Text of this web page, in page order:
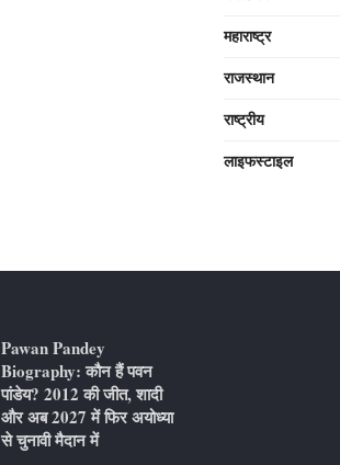
महाराष्ट्र
राजस्थान
राष्ट्रीय
लाइफस्टाइल
Pawan Pandey
Biography: कौन हैं पवन
पांडेय? 2012 की जीत, शादी
और अब 2027 में फिर अयोध्या
से चुनावी मैदान में